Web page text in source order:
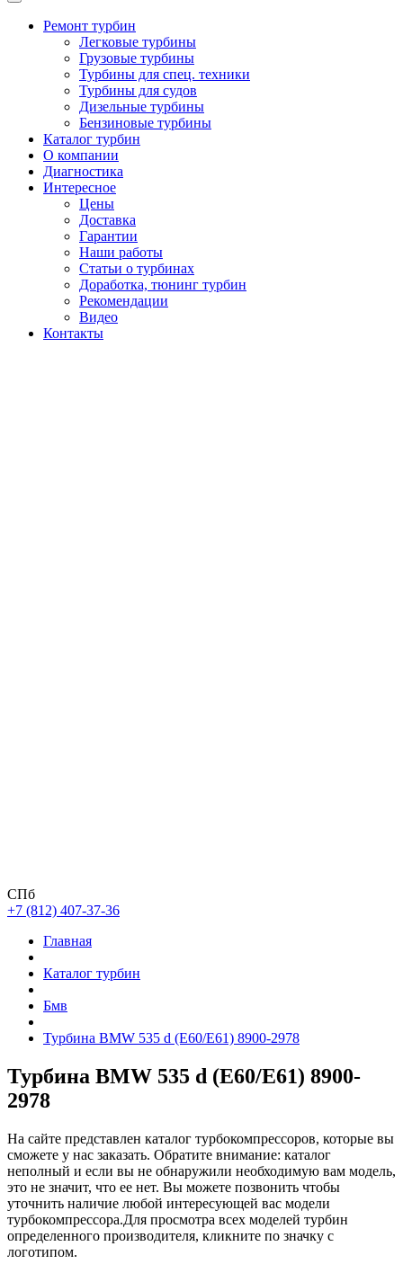
Ремонт турбин
Легковые турбины
Грузовые турбины
Турбины для спец. техники
Турбины для судов
Дизельные турбины
Бензиновые турбины
Каталог турбин
О компании
Диагностика
Интересное
Цены
Доставка
Гарантии
Наши работы
Статьи о турбинах
Доработка, тюнинг турбин
Рекомендации
Видео
Контакты
СПб
+7 (812) 407-37-36
Главная
Каталог турбин
Бмв
Турбина BMW 535 d (E60/E61) 8900-2978
Турбина BMW 535 d (E60/E61) 8900-
2978
На сайте представлен каталог турбокомпрессоров, которые вы
сможете у нас заказать. Обратите внимание: каталог
неполный и если вы не обнаружили необходимую вам модель,
это не значит, что ее нет. Вы можете позвонить чтобы
уточнить наличие любой интересующей вас модели
турбокомпрессора.Для просмотра всех моделей турбин
определенного производителя, кликните по значку с
логотипом.